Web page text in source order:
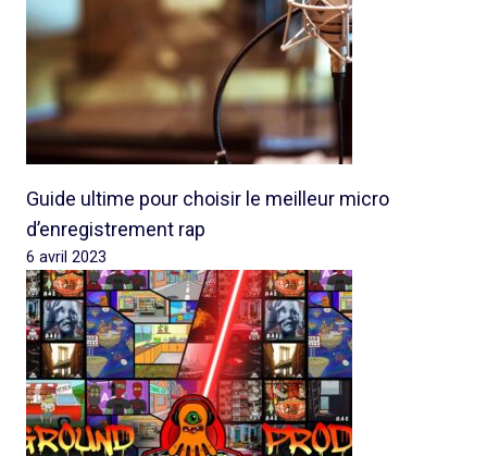
Guide ultime pour choisir le meilleur micro
d’enregistrement rap
6 avril 2023